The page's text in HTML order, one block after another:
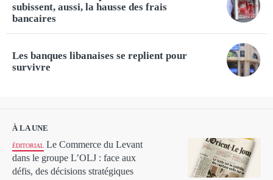
subissent, aussi, la hausse des frais
bancaires
Les banques libanaises se replient pour
survivre
À LA UNE
ÉDITORIAL Le Commerce du Levant
dans le groupe L’OLJ : face aux
défis, des décisions stratégiques